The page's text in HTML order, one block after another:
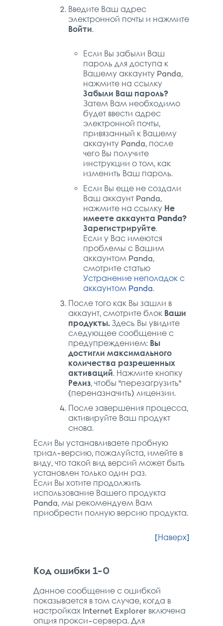
Введите Ваш адрес
электронной почты и нажмите
Войти.
Если Вы забыли Ваш
пароль для доступа к
Вашему аккаунту Panda,
нажмите на ссылку
Забыли Ваш пароль?
Затем Вам необходимо
будет ввести адрес
электронной почты,
привязанный к Вашему
аккаунту Panda, после
чего Вы получите
инструкции о том, как
изменить Ваш пароль.
Если Вы еще не создали
Ваш аккаунт Panda,
нажмите на ссылку Не
имеете аккаунта Panda?
Зарегистрируйте.
Если у Вас имеются
проблемы с Вашим
аккаунтом Panda,
смотрите статью
Устранение неполадок с
аккаунтом Panda.
После того как Вы зашли в
аккаунт, смотрите блок Ваши
продукты. Здесь Вы увидите
следующее сообщение с
предупреждением: Вы
достигли максимального
количества разрешенных
активаций. Нажмите кнопку
Релиз, чтобы "перезагрузить"
(переназначить) лицензии.
После завершения процесса,
активируйте Ваш продукт
снова.
Если Вы устанавливаете пробную
триал-версию, пожалуйста, имейте в
виду, что такой вид версий может быть
установлен только один раз.
Если Вы хотите продолжить
использование Вашего продукта
Panda, мы рекомендуем Вам
приобрести полную версию продукта.
[Наверх]
Код ошибки 1-0
Данное сообщение с ошибкой
показывается в том случае, когда в
настройках Internet Explorer включена
опция прокси-сервера. Для